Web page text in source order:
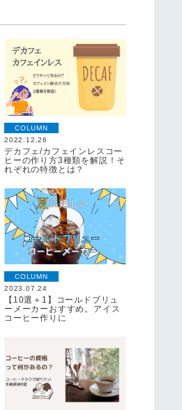
COLUMN
2022.12.26
デカフェ/カフェインレスコー
ヒーの作り方3種類を解説！そ
れぞれの特徴とは？
COLUMN
2023.07.24
【10選＋1】コールドブリュ
ーメーカーおすすめ。アイス
コーヒー作りに